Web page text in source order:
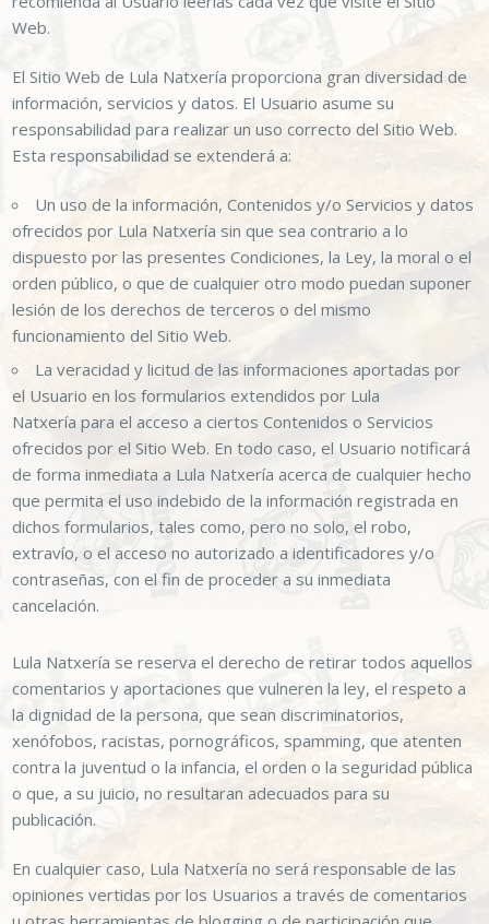
Web.
El Sitio Web de Lula Natxería proporciona gran diversidad de
información, servicios y datos. El Usuario asume su
responsabilidad para realizar un uso correcto del Sitio Web.
Esta responsabilidad se extenderá a:
Un uso de la información, Contenidos y/o Servicios y datos
ofrecidos por Lula Natxería sin que sea contrario a lo
dispuesto por las presentes Condiciones, la Ley, la moral o el
orden público, o que de cualquier otro modo puedan suponer
lesión de los derechos de terceros o del mismo
funcionamiento del Sitio Web.
La veracidad y licitud de las informaciones aportadas por
el Usuario en los formularios extendidos por Lula
Natxería para el acceso a ciertos Contenidos o Servicios
ofrecidos por el Sitio Web. En todo caso, el Usuario notificará
de forma inmediata a Lula Natxería acerca de cualquier hecho
que permita el uso indebido de la información registrada en
dichos formularios, tales como, pero no solo, el robo,
extravío, o el acceso no autorizado a identificadores y/o
contraseñas, con el fin de proceder a su inmediata
cancelación.
Lula Natxería se reserva el derecho de retirar todos aquellos
comentarios y aportaciones que vulneren la ley, el respeto a
la dignidad de la persona, que sean discriminatorios,
xenófobos, racistas, pornográficos, spamming, que atenten
contra la juventud o la infancia, el orden o la seguridad pública
o que, a su juicio, no resultaran adecuados para su
publicación.
En cualquier caso, Lula Natxería no será responsable de las
opiniones vertidas por los Usuarios a través de comentarios